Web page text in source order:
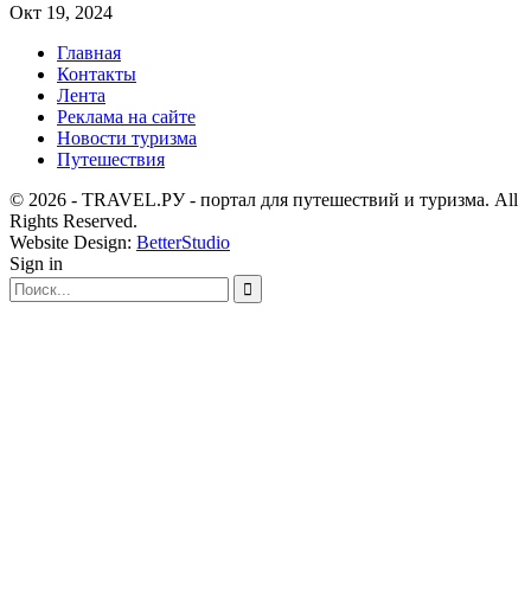
Окт 19, 2024
Главная
Контакты
Лента
Реклама на сайте
Новости туризма
Путешествия
© 2026 - TRAVEL.РУ - портал для путешествий и туризма. All
Rights Reserved.
Website Design: BetterStudio
Sign in